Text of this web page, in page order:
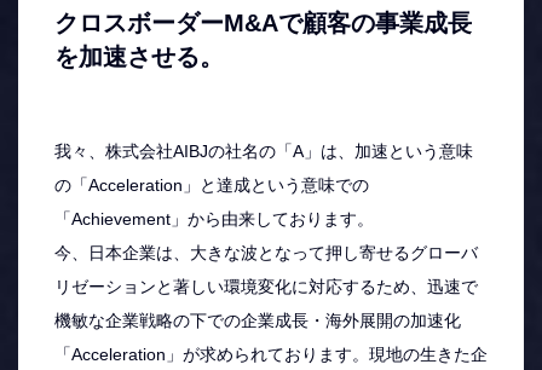
クロスボーダーM&Aで顧客の事業成長
を加速させる。
我々、株式会社AIBJの社名の「A」は、加速という意味
の「Acceleration」と達成という意味での
「Achievement」から由来しております。
今、日本企業は、大きな波となって押し寄せるグローバ
リゼーションと著しい環境変化に対応するため、迅速で
機敏な企業戦略の下での企業成長・海外展開の加速化
「Acceleration」が求められております。現地の生きた企